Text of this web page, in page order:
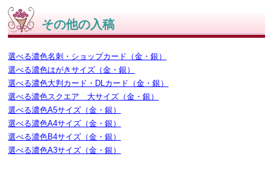
その他の入稿
選べる濃色名刺・ショップカード（金・銀）
選べる濃色はがきサイズ（金・銀）
選べる濃色大判カード・DLカード（金・銀）
選べる濃色スクエア 大サイズ（金・銀）
選べる濃色A5サイズ（金・銀）
選べる濃色A4サイズ（金・銀）
選べる濃色B4サイズ（金・銀）
選べる濃色A3サイズ（金・銀）